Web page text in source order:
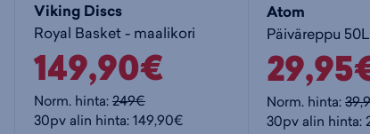
Viking Discs
Royal Basket - maalikori
149,90€
Norm. hinta:249€
30pv alin hinta: 149,90€
Atom
Päiväreppu
Norm. hinta:
30pv alin hinta: